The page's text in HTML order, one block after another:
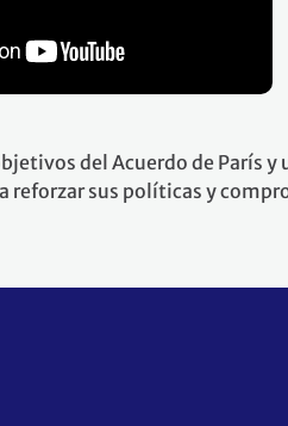
del Acuerdo de París y
reforzar sus políticas y